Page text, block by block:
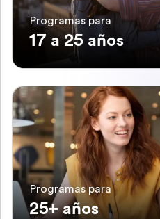
Programas para
17 a 25 años
Programas para
25+ años